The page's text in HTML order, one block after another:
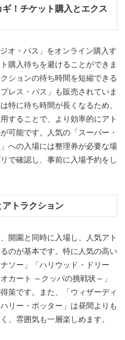
！チケット購入とエクス
オ・パス」をオンライン購入す
購入待ちを避けることができま
ションの待ち時間を短縮できる
レス・パス」も販売されていま
特に待ち時間が長くなるため、
することで、より効率的にアト
可能です。人気の「スーパー・
への入場には整理券が必要な場
で確認し、事前に入場予約をし
トラクション
開園と同時に入場し、人気アト
のが基本です。特に人気の高い
ソー」「ハリウッド・ドリー
カート ～クッパの挑戦状～」
策です。また、「ウィザーディ
リー・ポッター」は昼間よりも
、雰囲気も一層楽しめます。